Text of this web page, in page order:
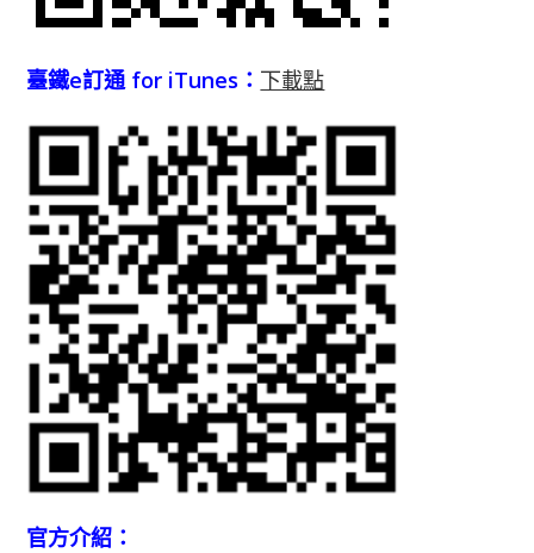
臺鐵e訂通 for iTunes： 下載點
官方介紹：